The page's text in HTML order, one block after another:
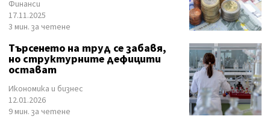
Финанси
17.11.2025
3 мин. за четене
Търсенето на труд се забавя,
но структурните дефицити
остават
Икономика и бизнес
12.01.2026
9 мин. за четене